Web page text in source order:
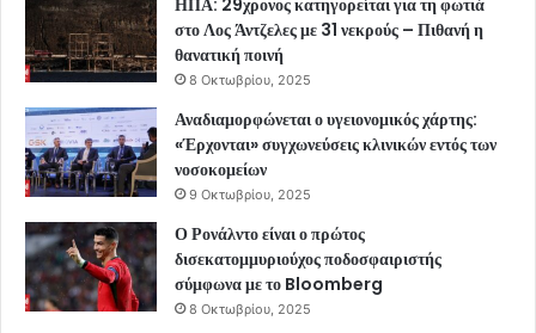
στο Λος Άντζελες με 31 νεκρούς – Πιθανή η
θανατική ποινή
8 Οκτωβρίου, 2025
Αναδιαμορφώνεται ο υγειονομικός χάρτης:
«Έρχονται» συγχωνεύσεις κλινικών εντός των
νοσοκομείων
9 Οκτωβρίου, 2025
Ο Ρονάλντο είναι ο πρώτος
δισεκατομμυριούχος ποδοσφαιριστής
σύμφωνα με το Bloomberg
8 Οκτωβρίου, 2025